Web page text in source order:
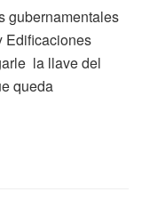
gubernamentales
Edificaciones
la llave del
queda